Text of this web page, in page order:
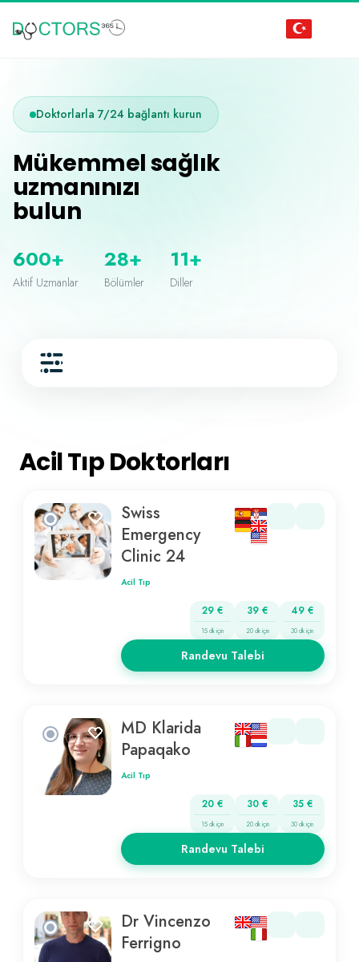
Doktorlarla 7/24 bağlantı kurun
Mükemmel sağlık
uzmanınızı
bulun
600+
Aktif Uzmanlar
28+
Bölümler
11+
Diller
Acil Tıp Doktorları
Swiss
Emergency
Clinic 24
Acil Tıp
29 €
15 dk için
39 €
20 dk için
49 €
30 dk için
Randevu Talebi
MD Klarida
Papaqako
Acil Tıp
20 €
15 dk için
30 €
20 dk için
35 €
30 dk için
Randevu Talebi
Dr Vincenzo
Ferrigno